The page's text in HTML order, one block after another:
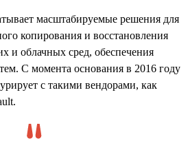
масштабируемые решения для
копирования и восстановления
и облачных сред, обеспечения
С момента основания в 2016 году
с такими вендорами, как